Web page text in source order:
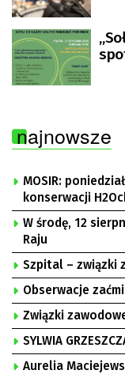
najnowsze
MOSIR:
konserwacji
W środę, 12
Raju
Szpital – związki
Obserwacje
Związki
SYLWIA
Aurelia